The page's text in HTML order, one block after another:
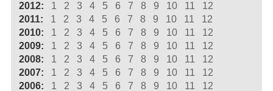
2012:
1 2 3 4 5 6 7 8 9 10 11
12
2011:
1 2 3 4 5 6 7 8 9 10 11
12
2010:
1 2 3 4 5 6 7 8 9 10 11
12
2009:
1 2 3 4 5 6 7 8 9 10 11
12
2008:
1 2 3 4 5 6 7 8 9 10 11
12
2007:
1 2 3 4 5 6 7 8 9 10 11
12
2006:
1 2 3 4 5 6 7 8 9 10 11 12